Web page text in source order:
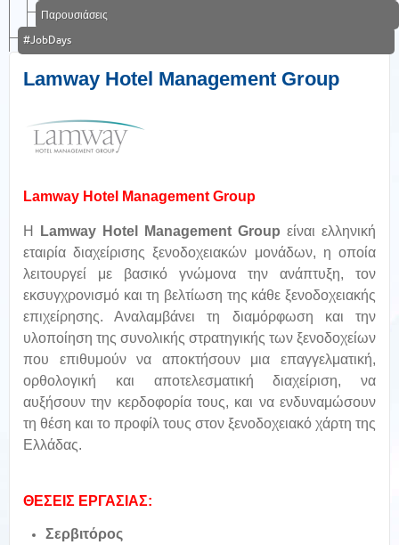
Παρουσιάσεις
#JobDays
Lamway Hotel Management Group
Lamway Hotel Management Group
Η Lamway Hotel Management Group είναι ελληνική
εταιρία διαχείρισης ξενοδοχειακών μονάδων, η οποία
λειτουργεί με βασικό γνώμονα την ανάπτυξη, τον
εκσυγχρονισμό και τη βελτίωση της κάθε ξενοδοχειακής
επιχείρησης. Αναλαμβάνει τη διαμόρφωση και την
υλοποίηση της συνολικής στρατηγικής των ξενοδοχείων
που επιθυμούν να αποκτήσουν μια επαγγελματική,
ορθολογική και αποτελεσματική διαχείριση, να
αυξήσουν την κερδοφορία τους, και να ενδυναμώσουν
τη θέση και το προφίλ τους στον ξενοδοχειακό χάρτη της
Ελλάδας.
ΘΕΣΕΙΣ ΕΡΓΑΣΙΑΣ:
Σερβιτόρος